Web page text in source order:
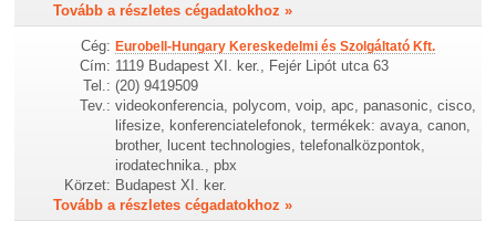
Tovább a részletes cégadatokhoz »
Cég: Eurobell-Hungary Kereskedelmi és Szolgáltató Kft.
Cím: 1119 Budapest XI. ker., Fejér Lipót utca 63
Tel.: (20) 9419509
Tev.: videokonferencia, polycom, voip, apc, panasonic, cisco,
lifesize, konferenciatelefonok, termékek: avaya, canon,
brother, lucent technologies, telefonalközpontok,
irodatechnika., pbx
Körzet: Budapest XI. ker.
Tovább a részletes cégadatokhoz »